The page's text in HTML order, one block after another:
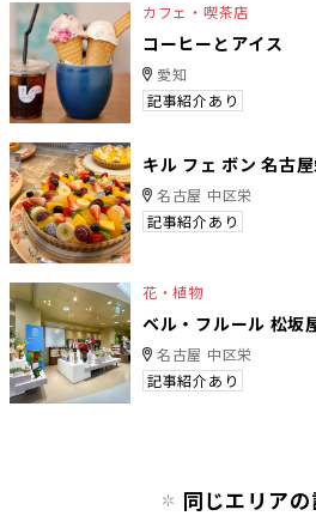
カフェ・喫茶店
コーヒーとアイス
愛知
記事紹介あり
キル フェ ボン 名古
名古屋 中区栄
記事紹介あり
花・植物
ベル・フルール 松坂
名古屋 中区栄
記事紹介あり
同じエリア